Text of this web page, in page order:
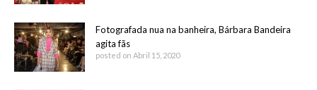
Fotografada nua na banheira, Bárbara Bandeira
agita fãs
posted on Abril 15, 2020